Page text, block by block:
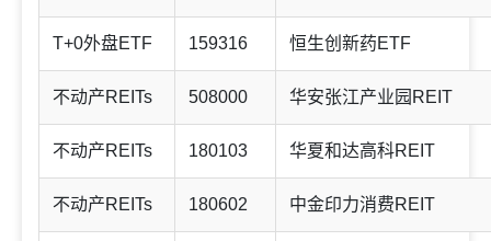
T+0外盘ETF 159316 恒生创新药ETF
不动产REITs 508000 华安张江产业园REIT
不动产REITs 180103 华夏和达高科REIT
不动产REITs 180602 中金印力消费REIT